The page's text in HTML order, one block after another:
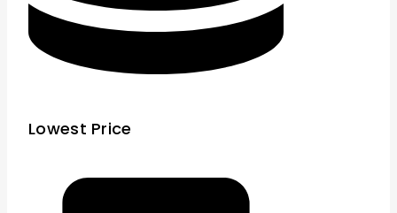
Lowest Price